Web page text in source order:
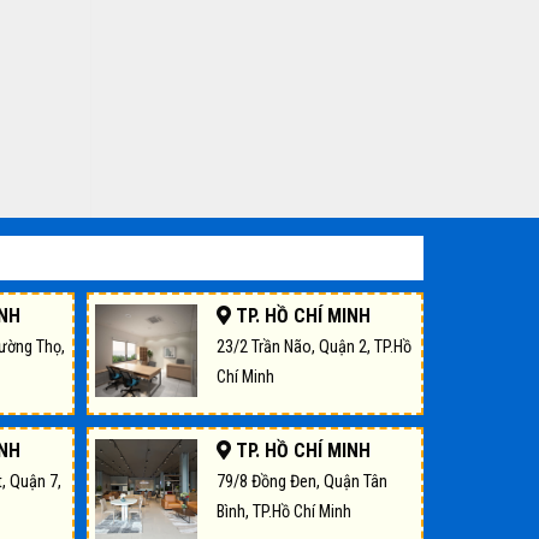
Thọ,
TP. HỒ CHÍ MINH
23/2 Trần Não, Quận 2, TP.Hồ
Chí Minh
Quận 7,
TP. HỒ CHÍ MINH
79/8 Đồng Đen, Quận Tân
Bình, TP.Hồ Chí Minh